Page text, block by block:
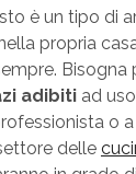
è un tipo di
propria
Bisogna
adibitiad
o
delle